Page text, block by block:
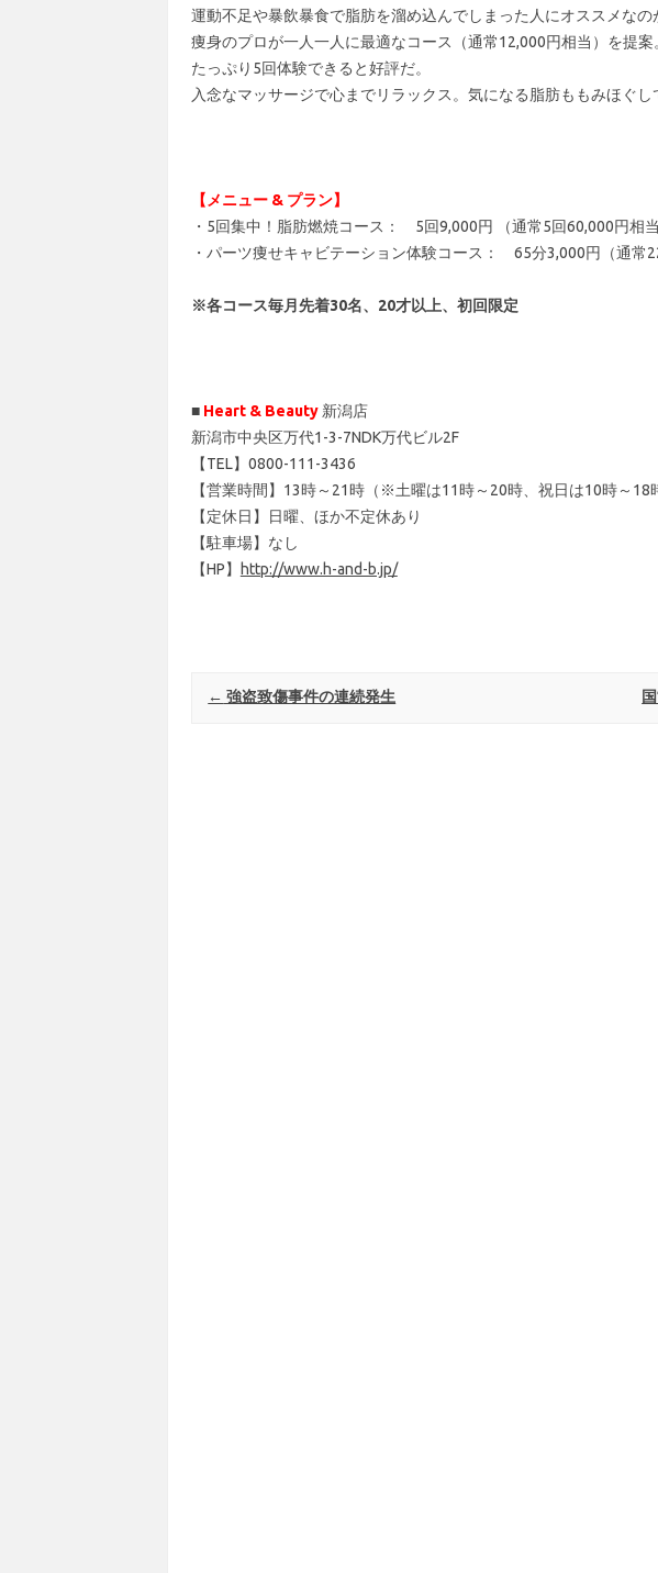
運動不足や暴飲暴食で脂肪を溜め込んでしまった人にオススメなの
痩身のプロが一人一人に最適なコース（通常12,000円相当）を提案
たっぷり5回体験できると好評だ。
入念なマッサージで心までリラックス。気になる脂肪ももみほぐし
【メニュー & プラン】
・5回集中！脂肪燃焼コース： 5回9,000円 （通常5回60,000円相当
・パーツ痩せキャビテーション体験コース： 65分3,000円（通常
※各コース毎月先着30名、20才以上、初回限定
■ Heart & Beauty新潟店
新潟市中央区万代1-3-7NDK万代ビル2F
【TEL】0800-111-3436
【営業時間】13時～21時（※土曜は11時～20時、祝日は10時～
【定休日】日曜、ほか不定休あり
【駐車場】なし
【HP】
http://www.h-and-b.jp/
Post navigation
← 強盗致傷事件の連続発生